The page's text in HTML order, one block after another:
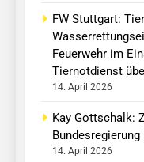
FW Stuttgart:
Feuerwehr im
Tiernotdienst
14. April 2026
Kay Gottschalk:
14. April 2026